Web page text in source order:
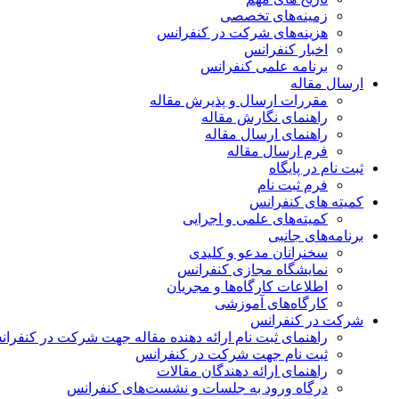
زمینه‌های تخصصی
هزینه‌های شرکت در کنفرانس
اخبار کنفرانس
برنامه علمی کنفرانس
ارسال مقاله
مقررات ارسال و پذیرش مقاله
راهنمای نگارش مقاله
راهنمای ارسال مقاله
فرم ارسال مقاله
ثبت نام در پایگاه
فرم ثبت نام
کمیته های کنفرانس
کمیته‌های علمی و اجرایی
برنامه‌های جانبی
سخنرانان مدعو و کلیدی
نمایشگاه مجازی کنفرانس
اطلاعات کارگاه‌ها و مجریان
کارگاه‌های آموزشی
شرکت در کنفرانس
راهنمای ثبت نام ارائه دهنده مقاله جهت شرکت در
ثبت نام جهت شرکت در کنفرانس
راهنمای ارائه دهندگان مقالات
درگاه ورود به جلسات و نشست‌های کنفرانس